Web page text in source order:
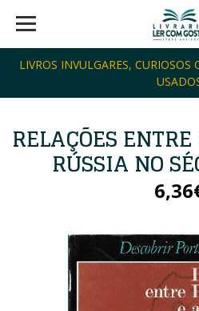
LIVROS INVULGARES,
RELAÇÕES
RÚSSIA NO